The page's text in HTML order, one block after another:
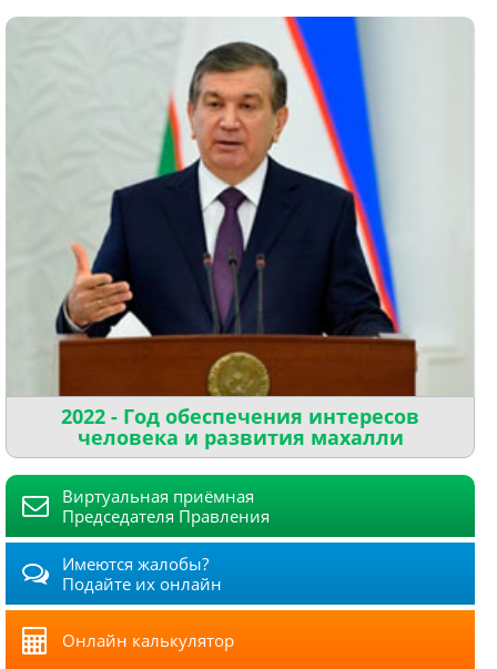
2022 - Год обеспечения интересов
человека и развития махалли
Виртуальная приёмная
Председателя Правления
Имеются жалобы?
Подайте их онлайн
Онлайн калькулятор